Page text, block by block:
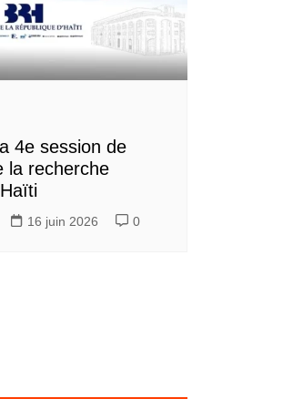
4e session de
la recherche
16 juin 2026 0